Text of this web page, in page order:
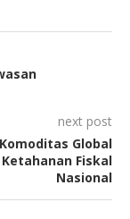
next post
Global
Fiskal
Nasional